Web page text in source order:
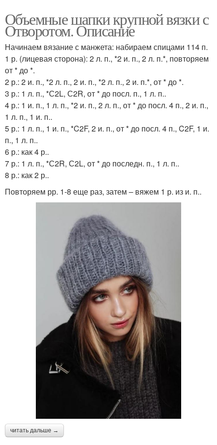
Объемные шапки крупной вязки с
Отворотом. Описание
Начинаем вязание с манжета: набираем спицами 114 п.
1 р. (лицевая сторона): 2 л. п., *2 и. п., 2 л. п.*, повторяем
от * до *.
2 р.: 2 и. п., *2 л. п., 2 и. п., *2 л. п., 2 и. п.*, от * до *.
3 р.: 1 л. п., *С2L, С2R, от * до посл. п., 1 л. п..
4 р.: 1 и. п., 1 л. п., *2 и. п., 2 л. п., от * до посл. 4 п., 2 и. п.,
1 л. п., 1 и. п..
5 р.: 1 л. п., 1 и. п., *C2F, 2 и. п., от * до посл. 4 п., C2F, 1 и.
п., 1 л. п..
6 р.: как 4 р..
7 р.: 1 л. п., *С2R, С2L, от * до последн. п., 1 л. п..
8 р.: как 2 р..
Повторяем рр. 1-8 еще раз, затем – вяжем 1 р. из и. п..
читать дальше →